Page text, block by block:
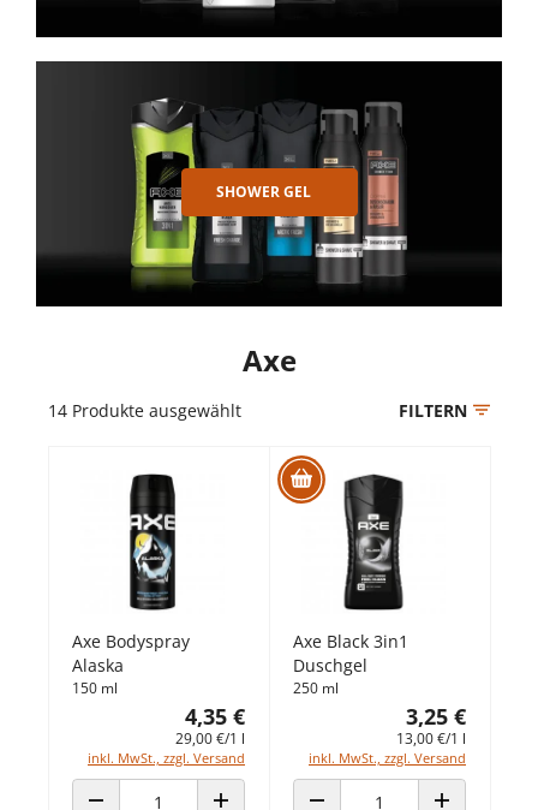
SHOWER GEL
Axe
14 Produkte ausgewählt FILTERN
Axe Bodyspray
Alaska
150 ml
4,35 €
29,00 €/1 l
inkl. MwSt., zzgl. Versand
Axe Black 3in1
Duschgel
250 ml
3,25 €
13,00 €/1 l
inkl. MwSt., zzgl. Versand